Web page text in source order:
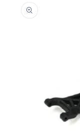
product
information